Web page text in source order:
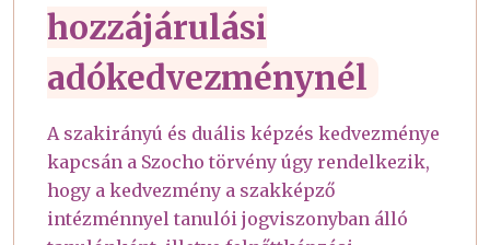
hozzájárulási
adókedvezménynél
A szakirányú és duális képzés kedvezménye
kapcsán a Szocho törvény úgy rendelkezik,
hogy a kedvezmény a szakképző
intézménnyel tanulói jogviszonyban álló